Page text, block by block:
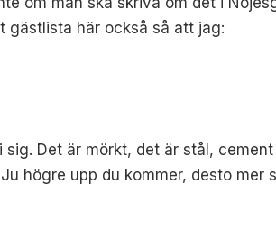
gästlista här också så att jag:
Det är mörkt, det är stål,
högre upp du kommer, desto mer